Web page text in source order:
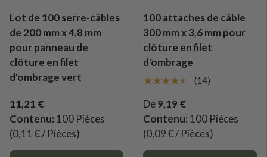
Lot de 100 serre-câbles
de 200 mm x 4,8 mm
pour panneau de
clôture en filet
d'ombrage vert
11,21 €
Contenu: 100 Pièces
(0,11 € / Pièces)
100 attaches de câble
300 mm x 3,6 mm pour
clôture en filet
d'ombrage
★★★★★
(14)
De9,19 €
Contenu: 100 Pièces
(0,09 € / Pièces)